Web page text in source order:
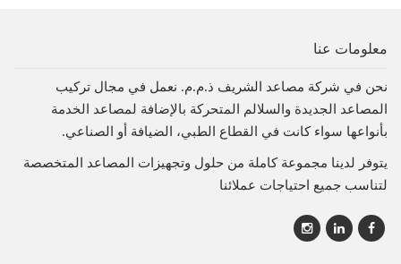
معلومات عنا
نحن في شركة مصاعد الشريف ذ.م.م. نعمل في مجال تركيب
المصاعد الجديدة والسلالم المتحركة بالإضافة لمصاعد الخدمة
بأنواعها سواء كانت في القطاع الطبي، الضيافة أو الصناعي.
يتوفر لدينا مجموعة كاملة من حلول وتجهيزات المصاعد المتخصصة
لتناسب جميع احتياجات عملائنا